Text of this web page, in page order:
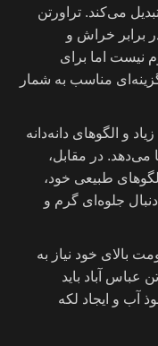
می‌کند. تراورتن
برابر خراش و
نیست اما برای
مناسب به شمار
و الگوهای دانه‌دانه
در مقابل،
طبیعی خود،
جلوه‌ای گرم و
بالای خود نیاز به
عباس آباد باید
آب و ایجاد لکه